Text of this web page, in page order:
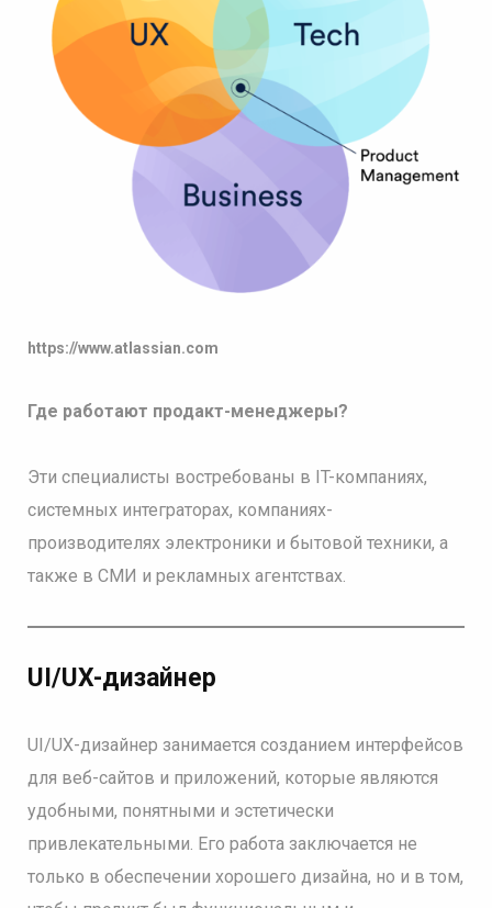
https://www.atlassian.com
Где работают продакт-менеджеры?
Эти специалисты востребованы в IT-компаниях,
системных интеграторах, компаниях-
производителях электроники и бытовой техники, а
также в СМИ и рекламных агентствах.
UI/UX-дизайнер
UI/UX-дизайнер занимается созданием интерфейсов
для веб-сайтов и приложений, которые являются
удобными, понятными и эстетически
привлекательными. Его работа заключается не
только в обеспечении хорошего дизайна, но и в том,